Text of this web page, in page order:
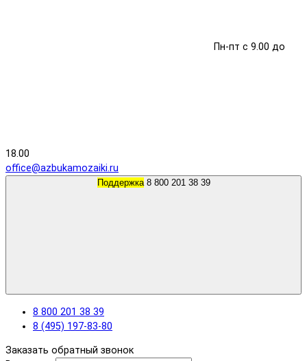
Пн-пт с 9.00 до
18.00
office@azbukamozaiki.ru
Поддержка 8 800 201 38 39
8 800 201 38 39
8 (495) 197-83-80
Заказать обратный звонок